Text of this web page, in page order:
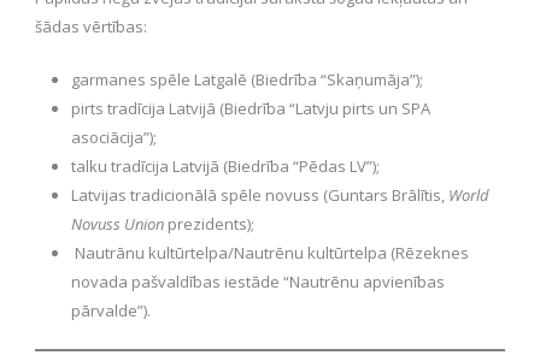
šādas vērtības:
garmanes spēle Latgalē (Biedrība “Skaņumāja”);
pirts tradīcija Latvijā (Biedrība “Latvju pirts un SPA
asociācija”);
talku tradīcija Latvijā (Biedrība “Pēdas LV”);
Latvijas tradicionālā spēle novuss (Guntars Brālītis, World
Novuss Union prezidents);
Nautrānu kultūrtelpa/Nautrēnu kultūrtelpa (Rēzeknes
novada pašvaldības iestāde “Nautrēnu apvienības
pārvalde”).